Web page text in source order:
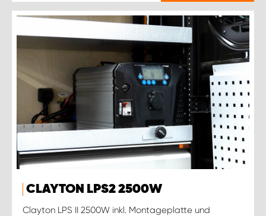
CLAYTON LPS2 2500W
Clayton LPS II 2500W inkl. Montageplatte und